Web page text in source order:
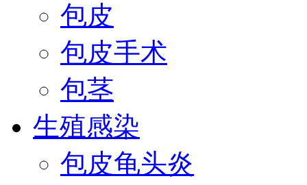
包皮
包皮手术
包茎
生殖感染
包皮龟头炎